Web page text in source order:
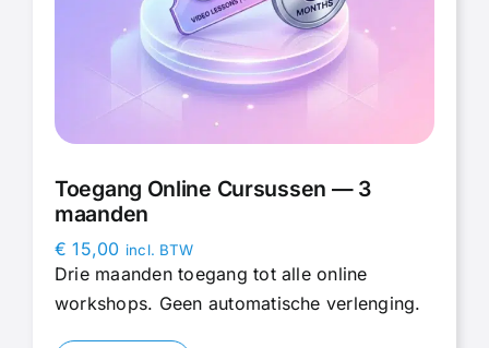
Toegang Online Cursussen — 3
maanden
€ 15,00 incl. BTW
Drie maanden toegang tot alle online
workshops. Geen automatische verlenging.